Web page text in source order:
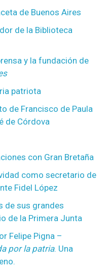
de Buenos Aires
de la Biblioteca
y la fundación de
patriota
de Francisco de Paula
de Córdova
con Gran Bretaña
como secretario de
Fidel López
de sus grandes
de la Primera Junta
Felipe Pigna –
por la patria. Una